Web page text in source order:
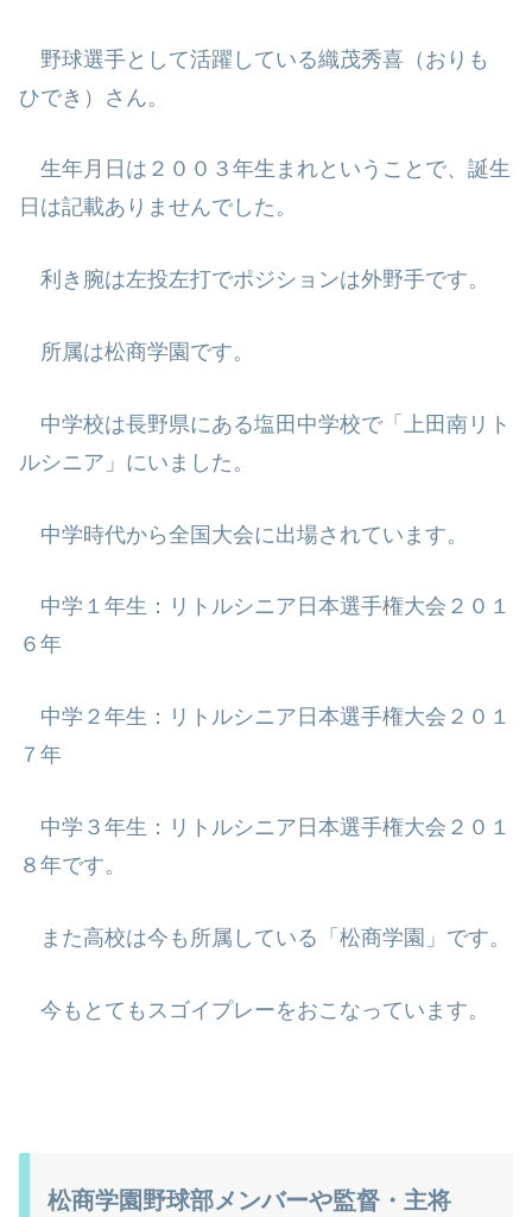
野球選手として活躍している織茂秀喜（おりも
ひでき）さん。
生年月日は２００３年生まれということで、誕生
日は記載ありませんでした。
利き腕は左投左打でポジションは外野手です。
所属は松商学園です。
中学校は長野県にある塩田中学校で「上田南リト
ルシニア」にいました。
中学時代から全国大会に出場されています。
中学１年生：リトルシニア日本選手権大会２０１
６年
中学２年生：リトルシニア日本選手権大会２０１
７年
中学３年生：リトルシニア日本選手権大会２０１
８年です。
また高校は今も所属している「松商学園」です。
今もとてもスゴイプレーをおこなっています。
松商学園野球部メンバーや監督・主将